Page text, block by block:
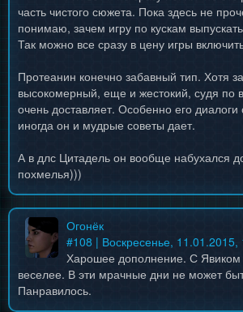
часть чистого сюжета. Пока здесь не
понимаю, зачем игру по кускам
Так можно все сразу в цену игры
Протеанин конечно забавный тип. Хотя
высокомерный, еще и жестокий, судя по
очень доставляет. Особенно его
иногда он и мудрые советы дает.
А в длс Цитадель он вообще набухался
похмелья)))
Огонёк
#108 | Воскресенье, 11.01.2015,
Харошее дополнение. С Явиком
веселее. В эти мрачные дни не может
Панравилось.